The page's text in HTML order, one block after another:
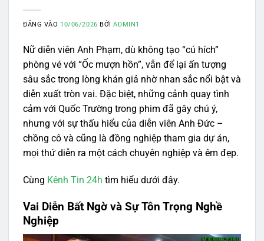
ĐĂNG VÀO 10/06/2026 BỞIADMIN1
Nữ diễn viên Anh Phạm, dù không tạo “cú hích”
phòng vé với “Ốc mượn hồn”, vẫn để lại ấn tượng
sâu sắc trong lòng khán giả nhờ nhan sắc nổi bật và
diễn xuất tròn vai. Đặc biệt, những cảnh quay tình
cảm với Quốc Trường trong phim đã gây chú ý,
nhưng với sự thấu hiểu của diễn viên Anh Đức –
chồng cô và cũng là đồng nghiệp tham gia dự án,
mọi thứ diễn ra một cách chuyên nghiệp và êm đẹp.
Cùng Kênh Tin 24h tìm hiểu dưới đây.
Vai Diễn Bất Ngờ và Sự Tôn Trọng Nghề
Nghiệp